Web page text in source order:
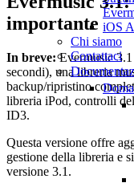
iOS
Chi siamo
Contattaci
importante
In breve:Evermusic 3.1
secondi), una libreria
backup/ripristino
libreria iPod, controlli
ID3.
Questa versione offre
gestione della libreria e
versione 3.1.